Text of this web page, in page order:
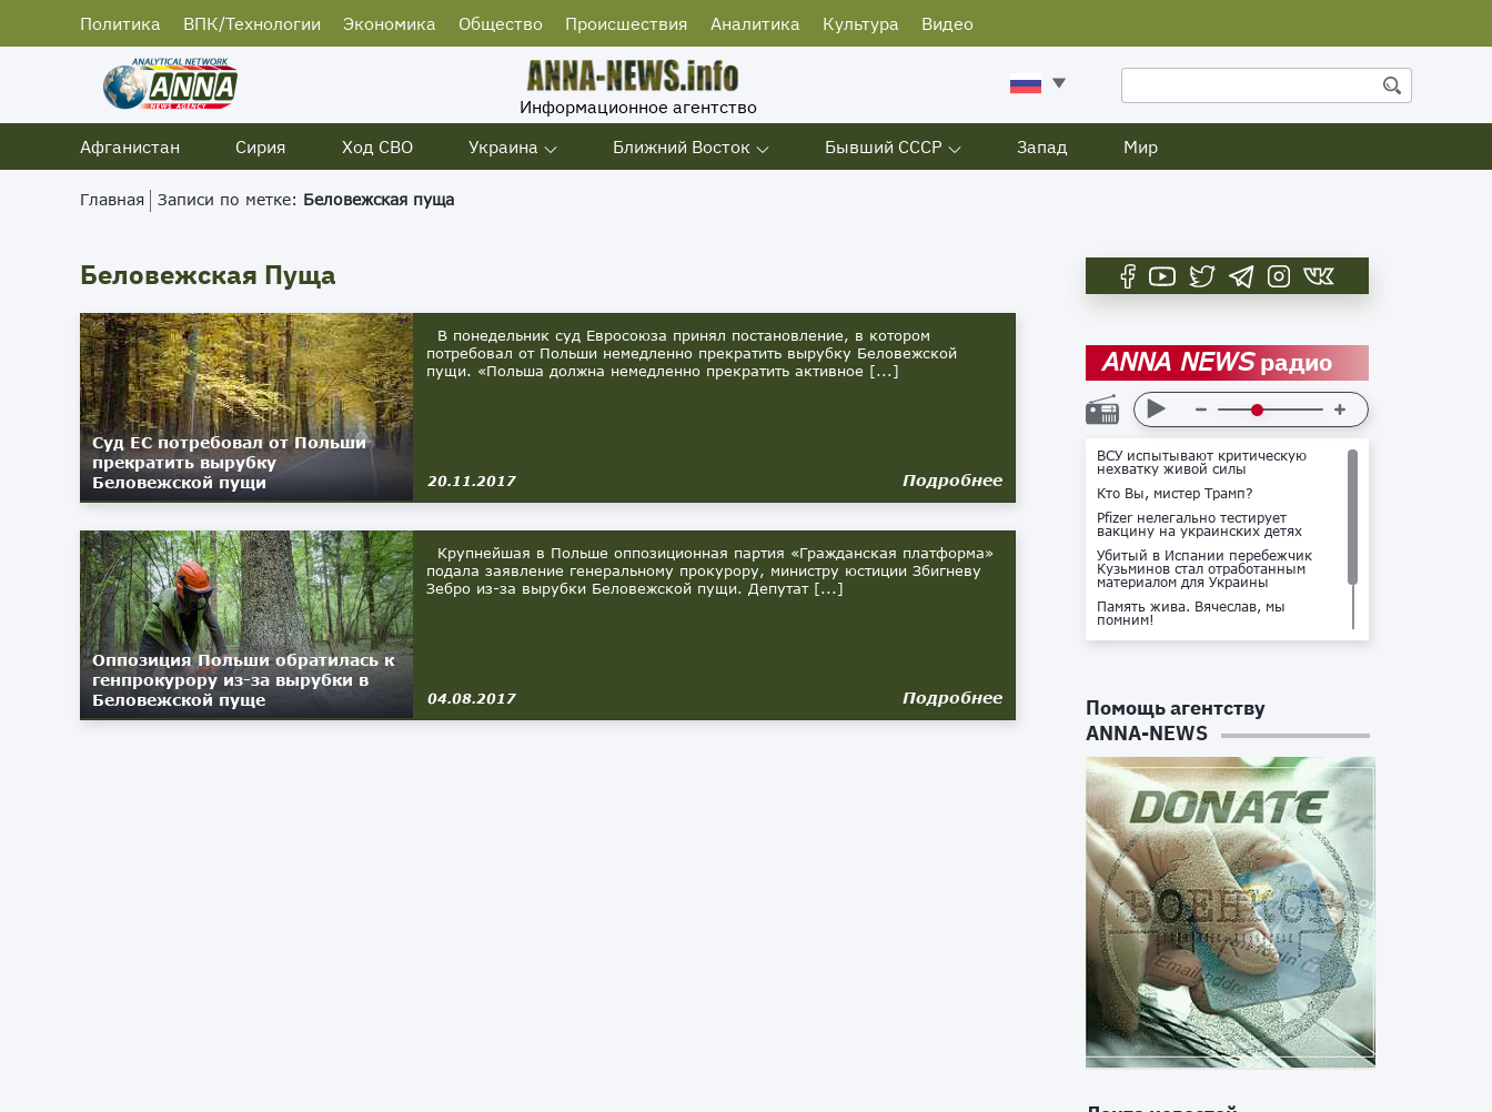
Политика ВПК/Технологии Экономика Общество Происшествия Аналитика Культура Видео
Информационное агентство
Афганистан
Сирия Ход СВО Украина Ближний Восток Бывший СССР Запад Мир
Главная Записи по метке: Беловежская пуща
Беловежская Пуща
Суд ЕС потребовал от Польши
прекратить вырубку
Беловежской пущи
В понедельник суд Евросоюза принял постановление, в котором
потребовал от Польши немедленно прекратить вырубку Беловежской
пущи. «Польша должна немедленно прекратить активное [...]
20.11.2017 Подробнее
Оппозиция Польши обратилась к
генпрокурору из-за вырубки в
Беловежской пуще
Крупнейшая в Польше оппозиционная партия «Гражданская платформа»
подала заявление генеральному прокурору, министру юстиции Збигневу
Зебро из-за вырубки Беловежской пущи. Депутат [...]
04.08.2017 Подробнее
ANNA NEWSрадио
ВСУ испытывают критическую
нехватку живой силы
Кто Вы, мистер Трамп?
Pfizer нелегально тестирует
вакцину на украинских детях
Убитый в Испании перебежчик
Кузьминов стал отработанным
материалом для Украины
Память жива. Вячеслав, мы
помним!
Не доставайся ты никому!
Помощь агентству
ANNA-NEWS